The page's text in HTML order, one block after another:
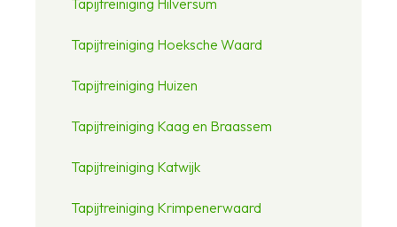
Tapijtreiniging Hilversum
Tapijtreiniging Hoeksche Waard
Tapijtreiniging Huizen
Tapijtreiniging Kaag en Braassem
Tapijtreiniging Katwijk
Tapijtreiniging Krimpenerwaard